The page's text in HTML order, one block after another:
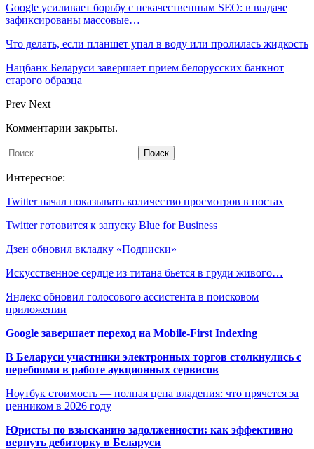
Google усиливает борьбу с некачественным SEO: в выдаче
зафиксированы массовые…
Что делать, если планшет упал в воду или пролилась жидкость
Нацбанк Беларуси завершает прием белорусских банкнот
старого образца
Prev Next
Комментарии закрыты.
Интересное:
Twitter начал показывать количество просмотров в постах
Twitter готовится к запуску Blue for Business
Дзен обновил вкладку «Подписки»
Искусственное сердце из титана бьется в груди живого…
Яндекс обновил голосового ассистента в поисковом
приложении
Google завершает переход на Mobile-First Indexing
В Беларуси участники электронных торгов столкнулись с
перебоями в работе аукционных сервисов
Ноутбук стоимость — полная цена владения: что прячется за
ценником в 2026 году
Юристы по взысканию задолженности: как эффективно
вернуть дебиторку в Беларуси